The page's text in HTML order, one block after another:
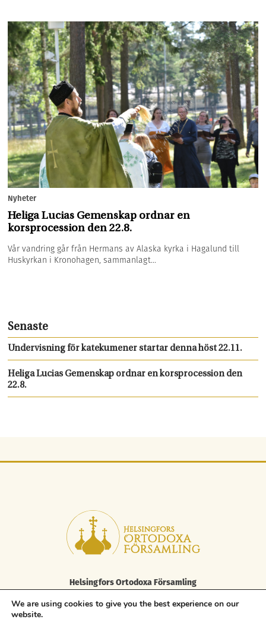
Nyheter
Heliga Lucias Gemenskap ordnar en
korsprocession den 22.8.
Vår vandring går från Hermans av Alaska kyrka i Hagalund till
Huskyrkan i Kronohagen, sammanlagt...
Senaste
Undervisning för katekumener startar denna höst 22.11.
Heliga Lucias Gemenskap ordnar en korsprocession den
22.8.
Helsingfors Ortodoxa Församling
Elisabetsgatan 29 A, 00170 Helsingfors
tfn 09 85 646 100, fax. 09 85 646 250
We are using cookies to give you the best experience on our
website.